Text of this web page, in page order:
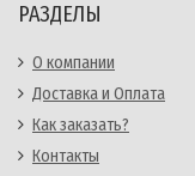
РАЗДЕЛЫ
О компании
Доставка и Оплата
Как заказать?
Контакты